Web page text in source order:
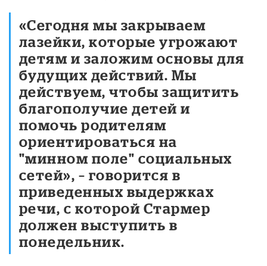
«Сегодня мы закрываем
лазейки, которые угрожают
детям и заложим основы для
будущих действий. Мы
действуем, чтобы защитить
благополучие детей и
помочь родителям
ориентироваться на
"минном поле" социальных
сетей», – говорится в
приведенных выдержках
речи, с которой Стармер
должен выступить в
понедельник.